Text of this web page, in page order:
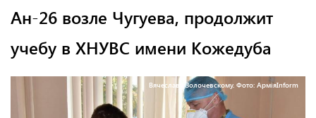
Ан-26 возле Чугуева, продолжит
учебу в ХНУВС имени Кожедуба
Вячеславу Золочевскому. Фото: АрміяInform